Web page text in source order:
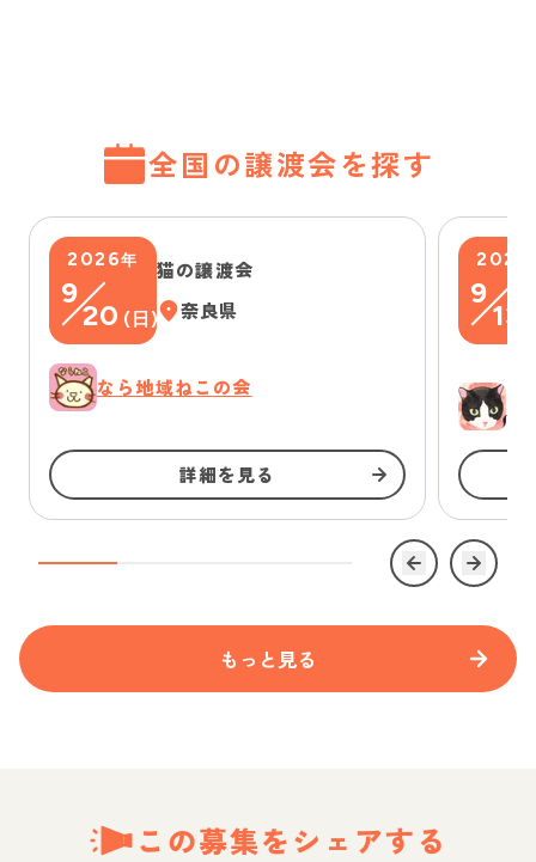
全国の譲渡会を探す
2026年
9
20 ( 日)
猫の譲渡会
奈良県
なら地域ねこの会
詳細を見る
2026
9
13
ゆ
もっと見る
この募集をシェアする